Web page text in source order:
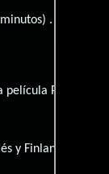
.
película Pohjolan
y Finlandés